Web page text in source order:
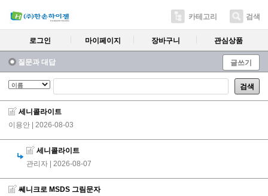
카테고리 검색
로그인 마이페이지 장바구니 관심상품
질문과 대답 글쓰기
검색
세니콜라이트
이용안
| 2026-08-03
세니콜라이트
관리자
| 2026-08-07
쎄니크로 MSDS 그림문자